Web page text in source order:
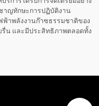
าญทักษะการปฏิบัติงาน
ฟ้าพลังงานก๊าซธรรมชาติของ
รื่น และมีประสิทธิภาพตลอดทั้ง